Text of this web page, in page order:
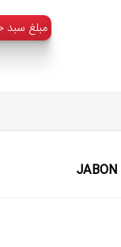
:مبلغ سبد